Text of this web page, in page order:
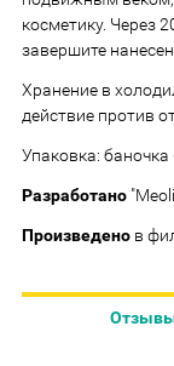
косметику. Через
завершите
Хранение в
действие против
Упаковка: баночка
Разработано
Произведено в